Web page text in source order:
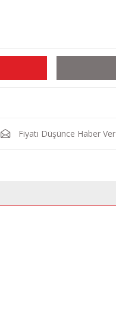
Fiyatı Düşünce Haber Ver